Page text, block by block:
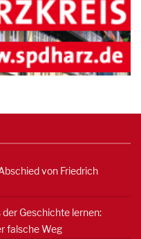
von Friedrich
Geschichte lernen:
falsche Weg